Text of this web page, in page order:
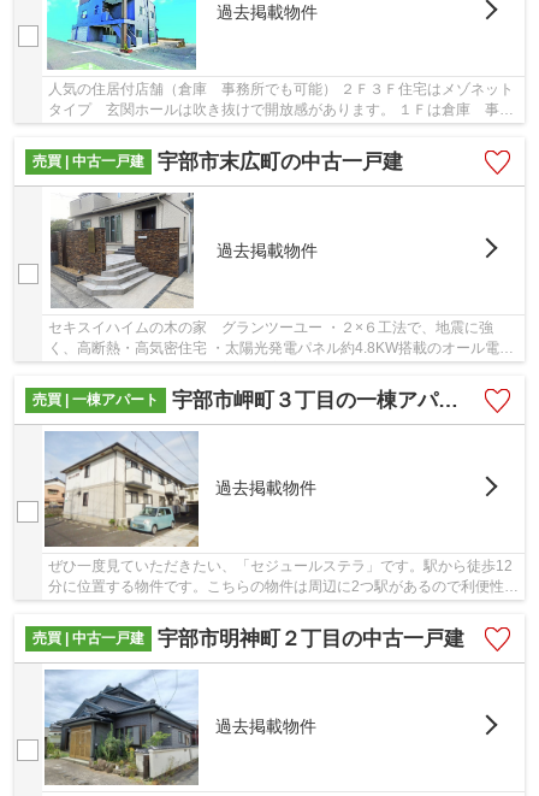
過去掲載物件
人気の住居付店舗（倉庫 事務所でも可能） ２Ｆ３Ｆ住宅はメゾネット
タイプ 玄関ホールは吹き抜けで開放感があります。 １Ｆは倉庫 事務
売買 | 中古一戸建
宇部市末広町の中古一戸建
過去掲載物件
セキスイハイムの木の家 グランツーユー ・２×６工法で、地震に強
く、高断熱・高気密住宅 ・太陽光発電パネル約4.8KW搭載のオール電化
売買 | 一棟アパート
宇部市岬町３丁目の一棟アパート
過去掲載物件
ぜひ一度見ていただきたい、「セジュールステラ」です。駅から徒歩12
分に位置する物件です。こちらの物件は周辺に2つ駅があるので利便性の
売買 | 中古一戸建
宇部市明神町２丁目の中古一戸建
過去掲載物件